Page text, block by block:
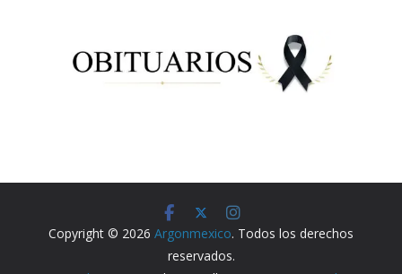
Copyright © 2026 Argonmexico. Todos los derechos
reservados.